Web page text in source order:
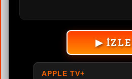
▶ İZLE
APPLE TV+